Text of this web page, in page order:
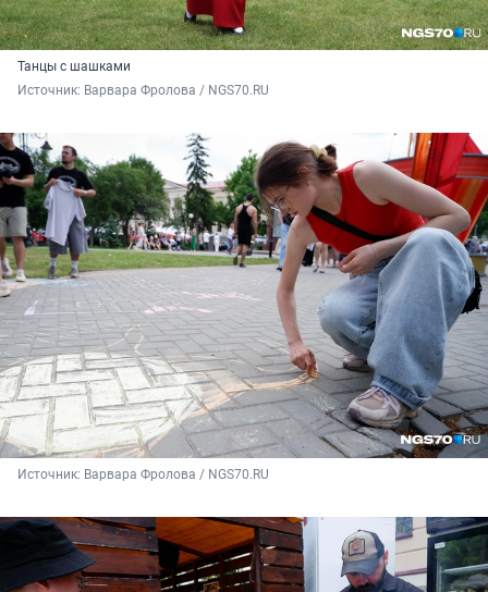
Танцы с шашками
Источник: Варвара Фролова / NGS70.RU
Источник: Варвара Фролова / NGS70.RU